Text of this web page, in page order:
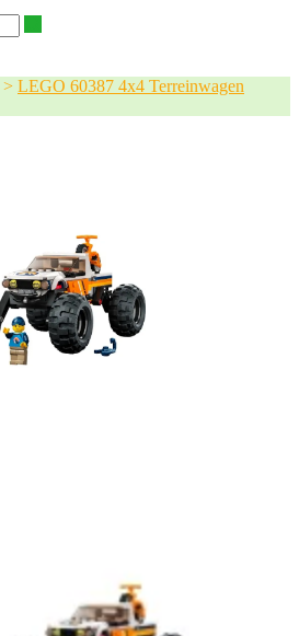
> LEGO 60387 4x4 Terreinwagen